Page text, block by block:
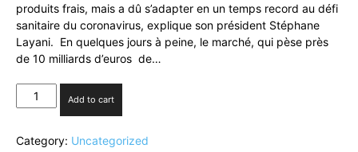
produits frais, mais a dû s’adapter en un temps record au défi
sanitaire du coronavirus, explique son président Stéphane
Layani. En quelques jours à peine, le marché, qui pèse près
de 10 milliards d’euros de…
Rungis,
le
marché
Add to cart
Category: Uncategorized